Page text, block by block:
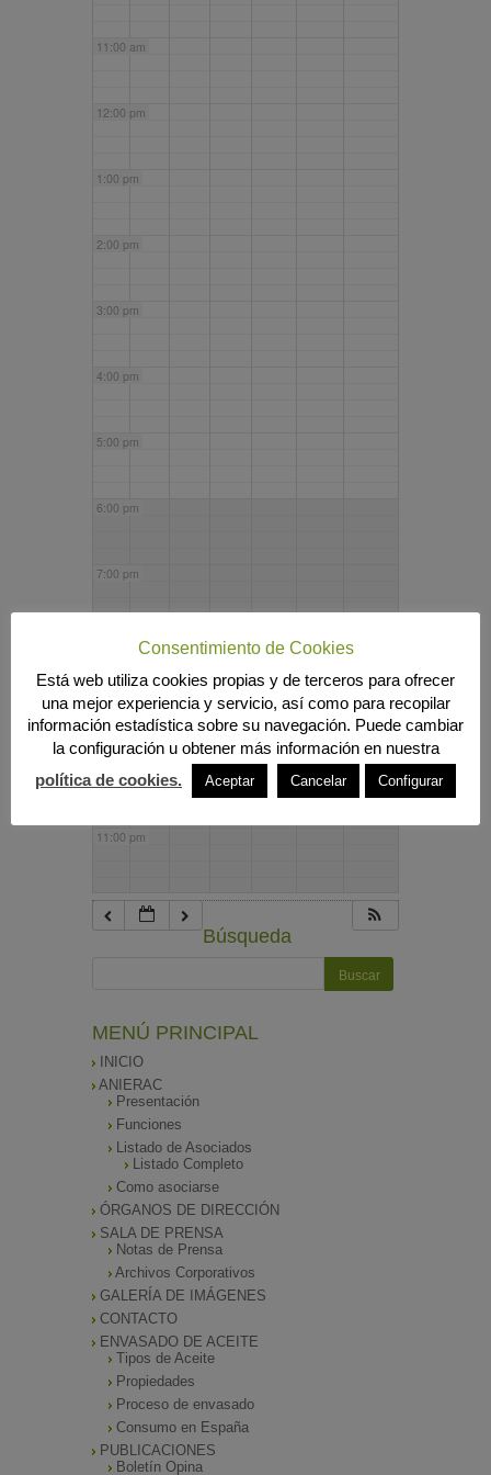
11:00 am
12:00 pm
1:00 pm
2:00 pm
3:00 pm
4:00 pm
5:00 pm
6:00 pm
7:00 pm
9:00 pm
10:00 pm
11:00 pm
Búsqueda
MENÚ PRINCIPAL
INICIO
ANIERAC
Presentación
Funciones
Listado de Asociados
Listado Completo
Como asociarse
ÓRGANOS DE DIRECCIÓN
SALA DE PRENSA
Notas de Prensa
Archivos Corporativos
GALERÍA DE IMÁGENES
CONTACTO
ENVASADO DE ACEITE
Tipos de Aceite
Propiedades
Proceso de envasado
Consumo en España
PUBLICACIONES
Boletín Opina
Consentimiento de Cookies
Está web utiliza cookies propias y de terceros para ofrecer
una mejor experiencia y servicio, así como para recopilar
información estadística sobre su navegación. Puede cambiar
la configuración u obtener más información en nuestra
política de cookies.
Aceptar Cancelar Configurar